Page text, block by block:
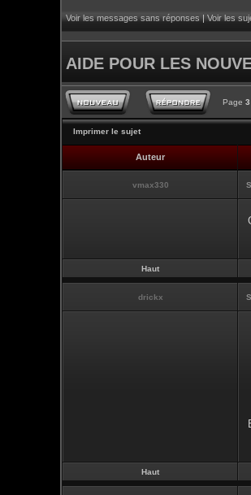
Voir les messages sans réponses|Voir les
AIDE POUR LES
Page 3
Imprimer le sujet
Auteur
vmax330
Haut
drickx
Haut